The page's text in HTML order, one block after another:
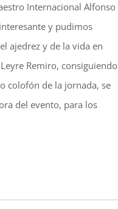
Internacional Alfonso
y pudimos
ajedrez y de la vida en
Remiro, consiguiendo
colofón de la jornada, se
del evento, para los